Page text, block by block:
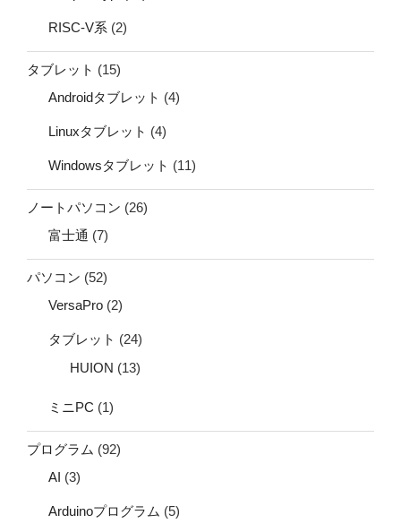
RISC-V系 (2)
タブレット (15)
Androidタブレット (4)
Linuxタブレット (4)
Windowsタブレット (11)
ノートパソコン (26)
富士通 (7)
パソコン (52)
VersaPro (2)
タブレット (24)
HUION (13)
ミニPC (1)
プログラム (92)
AI (3)
Arduinoプログラム (5)